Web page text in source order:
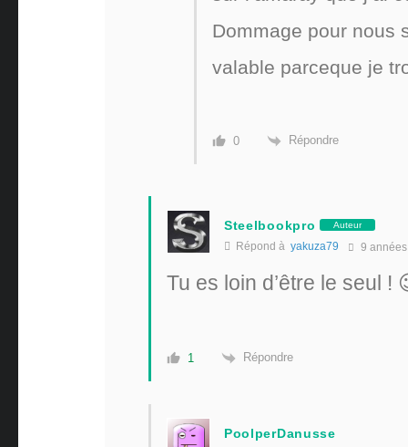
Dommage pour nous
valable parceque je
0 Répondre
Steelbookpro Auteur
Répond à yakuza79 9 années
Tu es loin d’être le seul !
1 Répondre
PoolperDanusse